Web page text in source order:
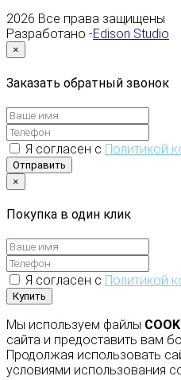
2026 Все права защищены
Разработано -Edison Studio
×
Заказать обратный звонок
Я согласен с Политикой
Отправить
×
Покупка в один клик
Я согласен с Политикой
Купить
Мы используем файлы
сайта и предоставить вам
Продолжая использовать
условиями использования